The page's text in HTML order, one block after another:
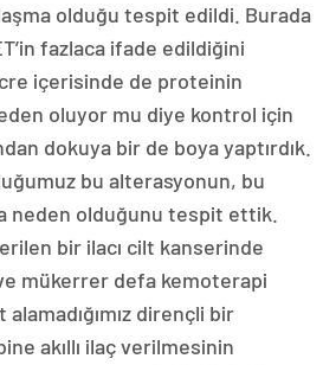
olduğu tespit edildi. Burada
fazlaca ifade edildiğini
içerisinde de proteinin
oluyor mu diye kontrol için
dokuya bir de boya yaptırdık.
bu alterasyonun, bu
neden olduğunu tespit ettik.
bir ilacı cilt kanserinde
mükerrer defa kemoterapi
dirençli bir
akıllı ilaç verilmesinin